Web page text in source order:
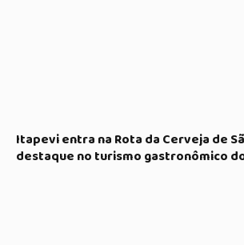
Itapevi entra na Rota da Cerveja de
destaque no turismo gastronômico